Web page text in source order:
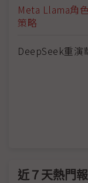
Meta Llama角
策略
DeepSeek重
近７天熱門